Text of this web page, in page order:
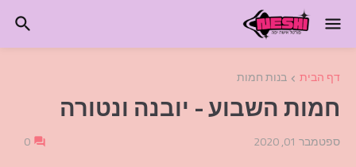
דף הבית בנות חמות
חמות השבוע - יובנה ונטורה
ספטמבר 01, 2020 0